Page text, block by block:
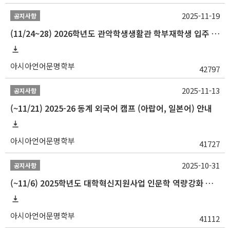
공지사항
(11/24~28) 2026학년도 관악학생생활관 학부재학생 입주 신청 일정 안내
아시아언어문명학부 42797
2025-11-19
공지사항
(~11/21) 2025-26 동계 외국어 캠프 (아랍어, 일본어) 안내
아시아언어문명학부 41727
2025-11-13
공지사항
(~11/6) 2025학년도 대학혁신지원사업 인문학 역량강화 동계 인턴십 참가자 선발 안내
아시아언어문명학부 41112
2025-10-31